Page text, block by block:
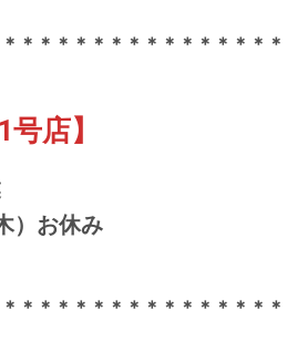
＊＊＊＊＊＊＊＊＊＊＊＊＊＊＊
店】
）お休み
＊＊＊＊＊＊＊＊＊＊＊＊＊＊＊